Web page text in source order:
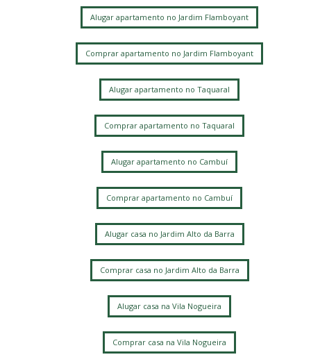
Alugar apartamento no Jardim Flamboyant
Comprar apartamento no Jardim Flamboyant
Alugar apartamento no Taquaral
Comprar apartamento no Taquaral
Alugar apartamento no Cambuí
Comprar apartamento no Cambuí
Alugar casa no Jardim Alto da Barra
Comprar casa no Jardim Alto da Barra
Alugar casa na Vila Nogueira
Comprar casa na Vila Nogueira